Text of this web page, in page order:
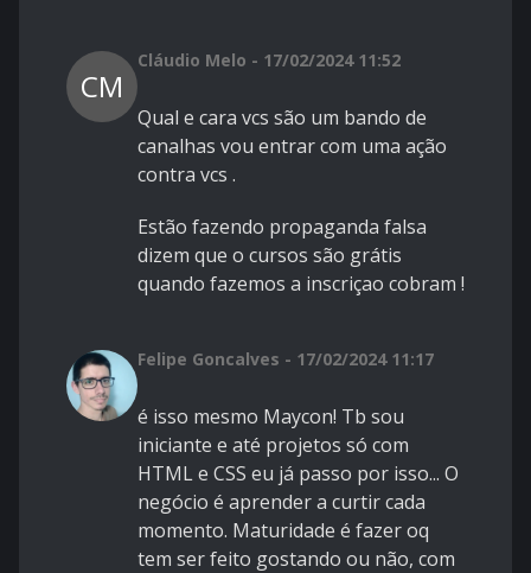
CM
Cláudio Melo - 17/02/2024 11:52
Qual e cara vcs são um bando de
canalhas vou entrar com uma ação
contra vcs .
Estão fazendo propaganda falsa
dizem que o cursos são grátis
quando fazemos a inscriçao cobram !
Felipe Goncalves - 17/02/2024 11:17
é isso mesmo Maycon! Tb sou
iniciante e até projetos só com
HTML e CSS eu já passo por isso... O
negócio é aprender a curtir cada
momento. Maturidade é fazer oq
tem ser feito gostando ou não, com